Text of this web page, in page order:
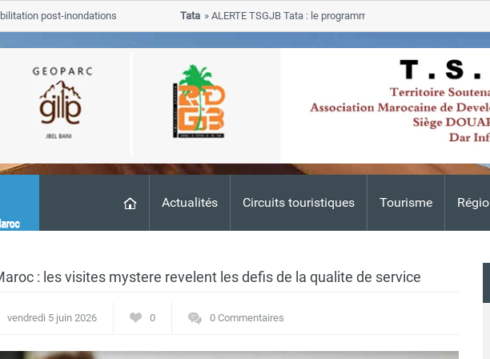
Actualités Circuits touristiques Tourisme
post-inondations
ALERTE TSGJB Tata : le programme de rehabilitation post-
progresse dans les zones sinistrees
: les visites mystere revelent les defis de la qualite de service
vendredi 5 juin 2026 0 0 Commentaires